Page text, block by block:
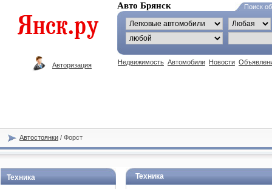
Авто Брянск Поиск
Авторизация Недвижимость Автомобили Новости
Автостоянки / Форст
Техника
Техника